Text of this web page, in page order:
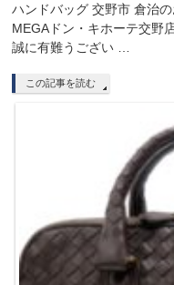
ハンドバッグ 交野市 倉治
MEGAドン・キホーテ交野
誠に有難うござい …
この記事を読む